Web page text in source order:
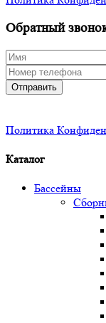
Обратный
Отправить
Политика
Каталог
Бассейны